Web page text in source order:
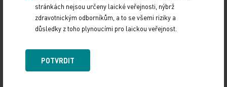
Udržujte si přehled
ze světa medicíny a
stránkách nejsou určeny laické veřejnosti, nýbrž
zdravotnickým odborníkům, a to se všemi riziky a
důsledky z toho plynoucími pro laickou veřejnost.
POTVRDIT